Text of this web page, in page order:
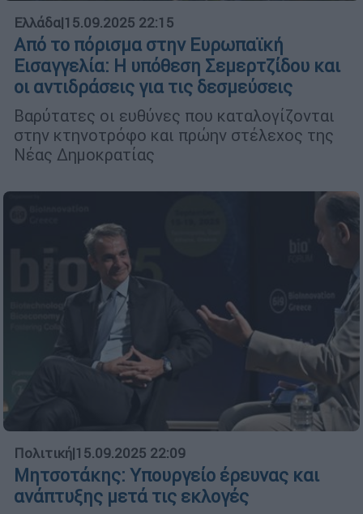
Ελλάδα|15.09.2025 22:15
Από το πόρισμα στην Ευρωπαϊκή
Εισαγγελία: Η υπόθεση Σεμερτζίδου και
οι αντιδράσεις για τις δεσμεύσεις
Βαρύτατες οι ευθύνες που καταλογίζονται
στην κτηνοτρόφο και πρώην στέλεχος της
Νέας Δημοκρατίας
Πολιτική|15.09.2025 22:09
Μητσοτάκης: Υπουργείο έρευνας και
ανάπτυξης μετά τις εκλογές